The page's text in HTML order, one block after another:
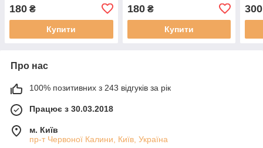
180 ₴
Купити
180₴
Купити
300
Про нас
100% позитивних з 243 відгуків за рік
Працює з 30.03.2018
м. Київ
пр-т Червоної Калини, Київ, Україна